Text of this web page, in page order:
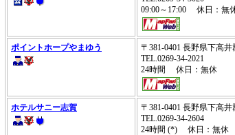
09:00～17:00 休日：無
ポイントホープやまゆう
〒381-0401 長野県下高
TEL.0269-34-2021
24時間 休日：無休
ホテルサニー志賀
〒381-0401 長野県下高
TEL.0269-34-2604
24時間 (*) 休日：無休